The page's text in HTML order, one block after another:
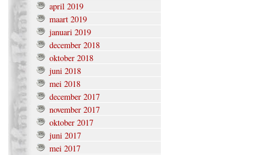
april 2019
maart 2019
januari 2019
december 2018
oktober 2018
juni 2018
mei 2018
december 2017
november 2017
oktober 2017
juni 2017
mei 2017